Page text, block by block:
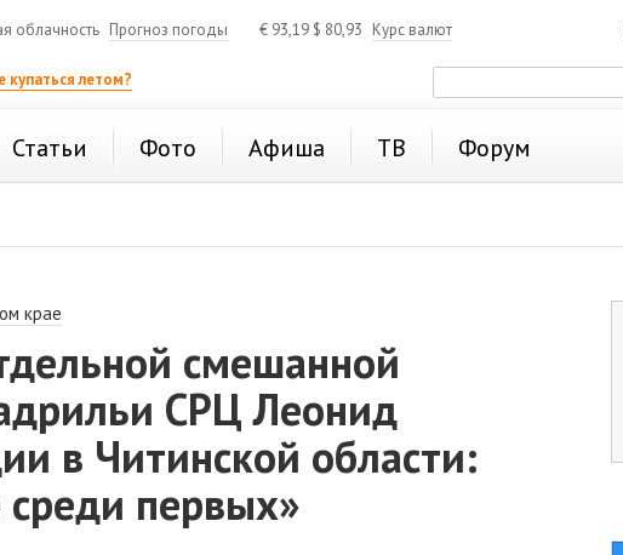
облачность Прогноз погоды € 93,19 $ 80,93 Курс валют
купаться летом?
Статьи Фото Афиша ТВ Форум
крае
смешанной
СРЦ Леонид
в Читинской области:
первых»